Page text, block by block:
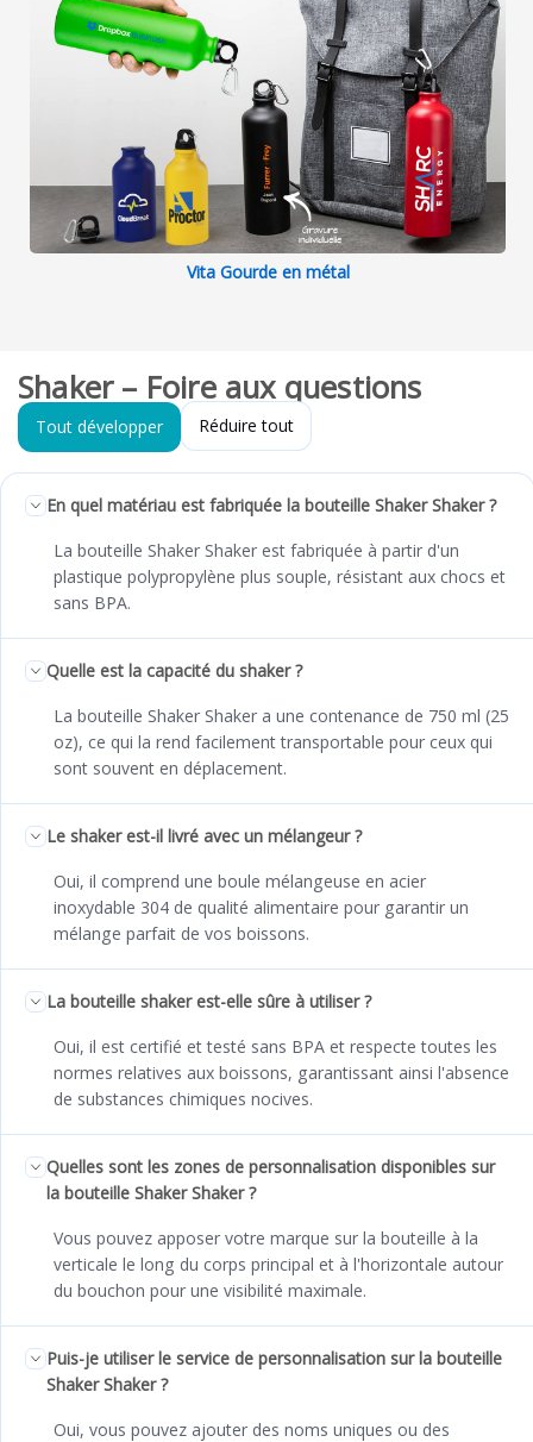
Vita Gourde en métal
Shaker – Foire aux questions
Tout développer Réduire tout
En quel matériau est fabriquée la bouteille Shaker Shaker ?
La bouteille Shaker Shaker est fabriquée à partir d'un
plastique polypropylène plus souple, résistant aux chocs et
sans BPA.
Quelle est la capacité du shaker ?
La bouteille Shaker Shaker a une contenance de 750 ml (25
oz), ce qui la rend facilement transportable pour ceux qui
sont souvent en déplacement.
Le shaker est-il livré avec un mélangeur ?
Oui, il comprend une boule mélangeuse en acier
inoxydable 304 de qualité alimentaire pour garantir un
mélange parfait de vos boissons.
La bouteille shaker est-elle sûre à utiliser ?
Oui, il est certifié et testé sans BPA et respecte toutes les
normes relatives aux boissons, garantissant ainsi l'absence
de substances chimiques nocives.
Quelles sont les zones de personnalisation disponibles sur
la bouteille Shaker Shaker ?
Vous pouvez apposer votre marque sur la bouteille à la
verticale le long du corps principal et à l'horizontale autour
du bouchon pour une visibilité maximale.
Puis-je utiliser le service de personnalisation sur la bouteille
Shaker Shaker ?
Oui, vous pouvez ajouter des noms uniques ou des